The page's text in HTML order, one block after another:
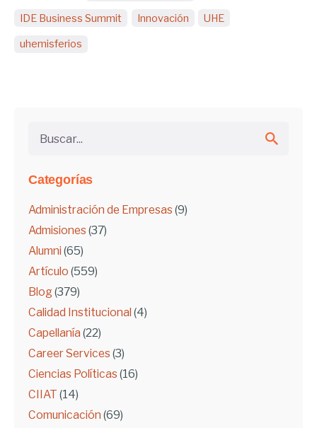
Categorías
Administración de Empresas (9)
Admisiones (37)
Alumni (65)
Artículo (559)
Blog(379)
Calidad Institucional (4)
Capellanía (22)
Career Services (3)
Ciencias Políticas (16)
CIIAT (14)
Comunicación (69)
IDE Business Summit Innovación UHE
uhemisferios